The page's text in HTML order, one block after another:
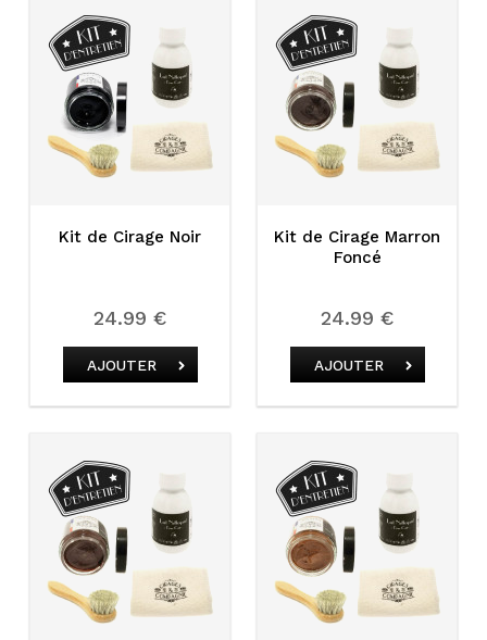
Kit de Cirage Noir
24.99 €
AJOUTER
Kit de Cirage Marron
Foncé
24.99 €
AJOUTER